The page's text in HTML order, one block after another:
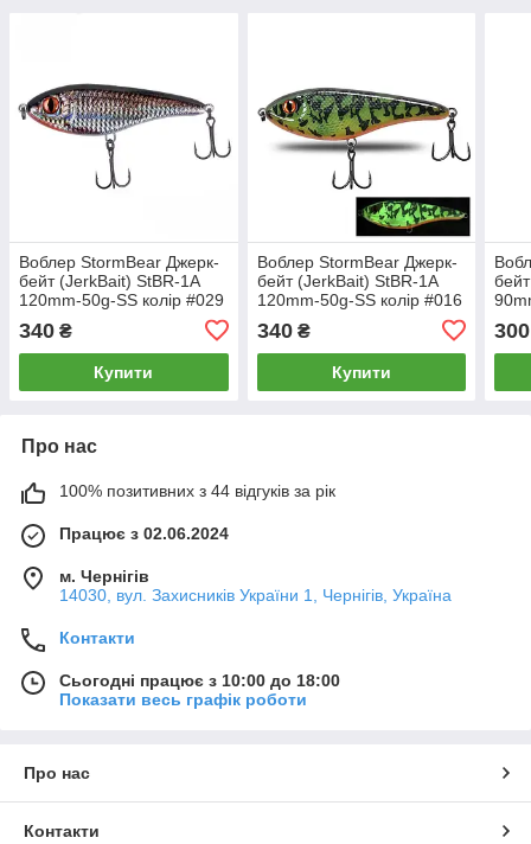
Воблер StormBear Джерк-
бейт (JerkBait) StBR-1A
120mm-50g-SS колір #029
340 ₴
Купити
Воблер StormBear Джерк-
бейт (JerkBait) StBR-1A
120mm-50g-SS колір #016
340₴
Купити
300
Про нас
100% позитивних з 44 відгуків за рік
Працює з 02.06.2024
м. Чернігів
14030, вул. Захисників України 1, Чернігів, Україна
Контакти
Сьогодні працює з 10:00 до 18:00
Показати весь графік роботи
Про нас
Контакти